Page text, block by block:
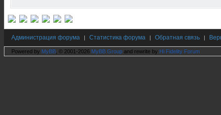
Администрация форума | Статистика форума | Обратная связь |
Powered by MyBB , © 2001-2026 MyBB Group and rewrite by Hi Fidelity Forum